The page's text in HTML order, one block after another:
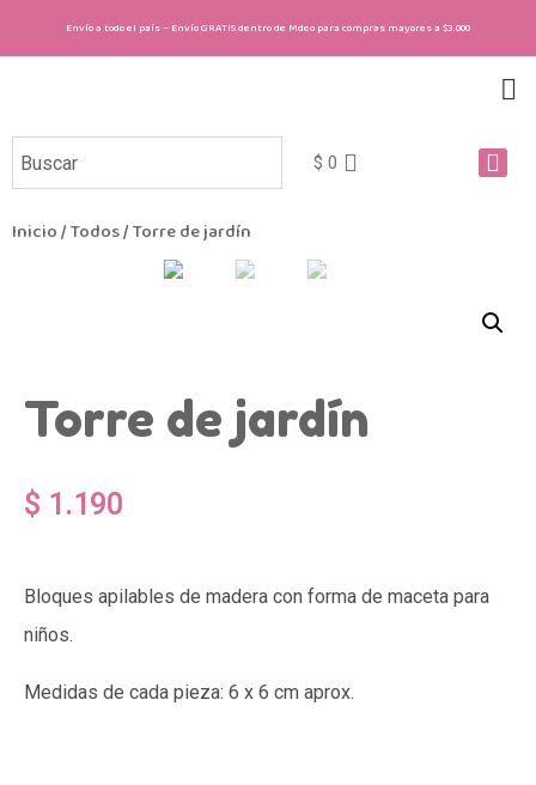
Envío a todo el país – Envío GRATIS dentro de Mdeo para compras mayores a $3.000
$ 0
Inicio/Todos/ Torre de jardín
Torre de jardín
$ 1.190
Bloques apilables de madera con forma de maceta para
niños.
Medidas de cada pieza: 6 x 6 cm aprox.